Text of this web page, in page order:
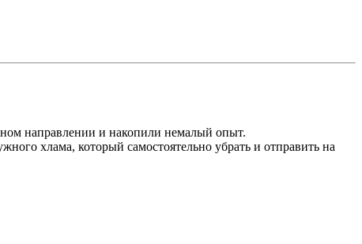
направлении и накопили немалый опыт.
хлама, который самостоятельно убрать и отправить на